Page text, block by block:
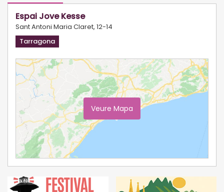
Espai Jove Kesse
Sant Antoni Maria Claret, 12-14
Tarragona
Veure Mapa